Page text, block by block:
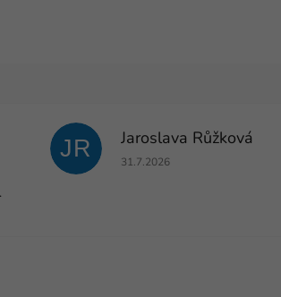
5 hvězdiček.
JR Jaroslava Růžková
Hodnocení obchodu je 5 z 5
31.7.2026